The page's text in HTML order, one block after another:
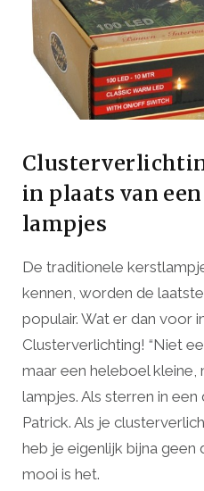
in plaats van
lampjes
De traditionele
kennen, worden de
populair. Wat er dan voor
Clusterverlichting! “Niet
maar een heleboel kleine,
lampjes. Als sterren in
Patrick. Als je
heb je eigenlijk bijna
mooi is het.